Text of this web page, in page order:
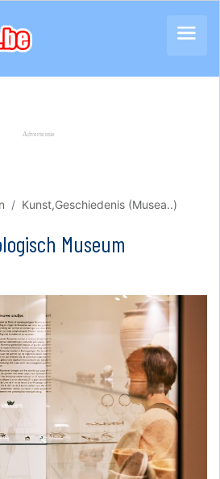
Kunst,Geschiedenis (Musea..)
Museum